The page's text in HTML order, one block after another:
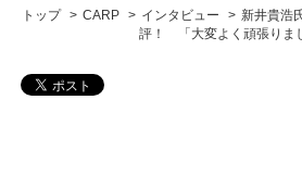
トップ CARP インタビュー
新井貴浩
評！ 「大変よく頑張りま